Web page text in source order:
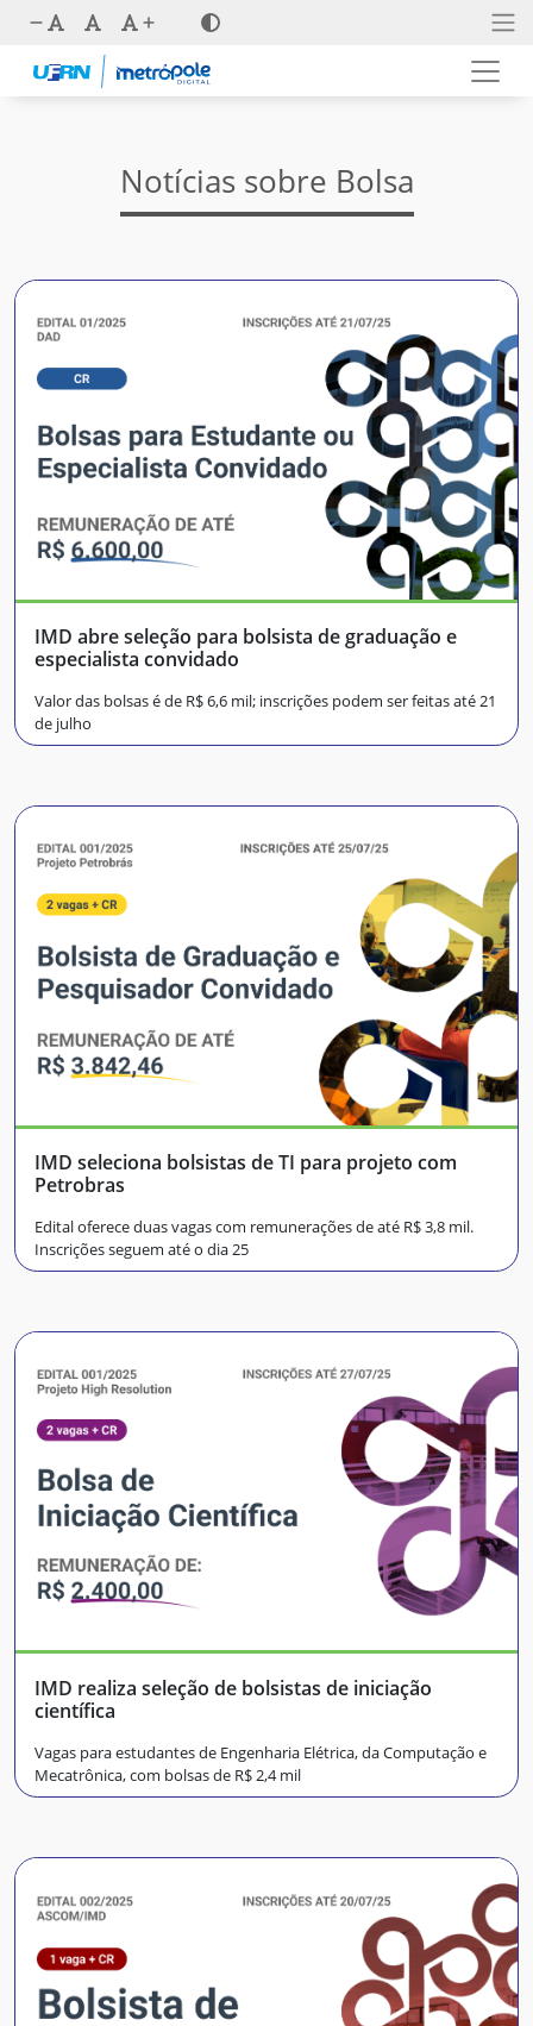
Notícias sobre Bolsa
IMD abre seleção para bolsista de graduação e
especialista convidado
Valor das bolsas é de R$ 6,6 mil; inscrições podem ser feitas até 21
de julho
IMD seleciona bolsistas de TI para projeto com
Petrobras
Edital oferece duas vagas com remunerações de até R$ 3,8 mil.
Inscrições seguem até o dia 25
IMD realiza seleção de bolsistas de iniciação
científica
Vagas para estudantes de Engenharia Elétrica, da Computação e
Mecatrônica, com bolsas de R$ 2,4 mil